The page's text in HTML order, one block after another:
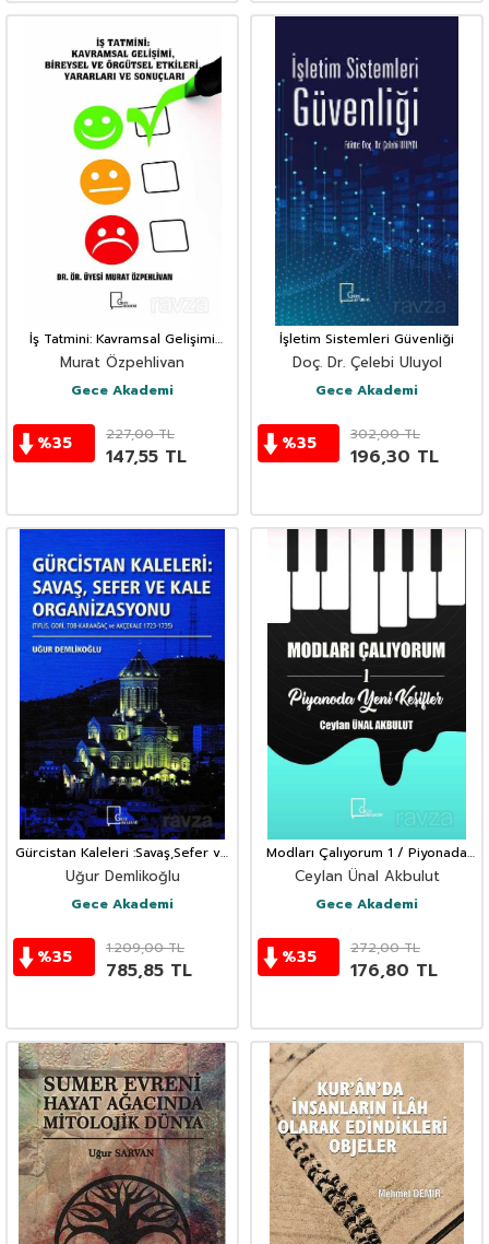
İş Tatmini: Kavramsal Gelişimi
Bireysel ve Örgütsel Etkileri,
Yararları ve Sonuçları
Murat Özpehlivan
Gece Akademi
%35 227,00TL
147,55 TL
İşletim Sistemleri Güvenliği
Doç. Dr. Çelebi Uluyol
Gece Akademi
%35 302,00TL
196,30 TL
Gürcistan Kaleleri :Savaş,Sefer ve
Kale Organizasyonu
Uğur Demlikoğlu
Gece Akademi
%35 1.209,00TL
785,85 TL
Modları Çalıyorum 1 / Piyonada
Yeni Keşifler
Ceylan Ünal Akbulut
Gece Akademi
%35 272,00TL
176,80 TL